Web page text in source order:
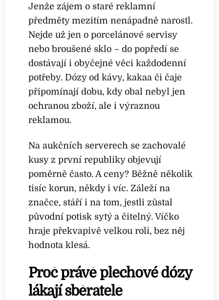
Jenže zájem o staré reklamní
předměty mezitím nenápadně narostl.
Nejde už jen o porcelánové servisy
nebo broušené sklo – do popředí se
dostávají i obyčejné věci každodenní
potřeby. Dózy od kávy, kakaa či čaje
připomínají dobu, kdy obal nebyl jen
ochranou zboží, ale i výraznou
reklamou.
Na aukčních serverech se zachovalé
kusy z první republiky objevují
poměrně často. A ceny? Běžně několik
tisíc korun, někdy i víc. Záleží na
značce, stáří i na tom, jestli zůstal
původní potisk sytý a čitelný. Víčko
hraje překvapivě velkou roli, bez něj
hodnota klesá.
Proč právě plechové dózy
lákají sběratele